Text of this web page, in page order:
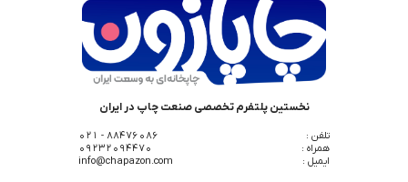
نخستین پلتفرم تخصصی صنعت چاپ در ایران
تلفن :
88476086 - 021
همراه :
09232094470
ایمیل :
info@chapazon.com